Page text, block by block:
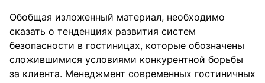
Обобщая изложенный материал, необходимо
сказать о тенденциях развития систем
безопасности в гостиницах, которые обозначены
сложившимися условиями конкурентной борьбы
за клиента. Менеджмент современных гостиничных